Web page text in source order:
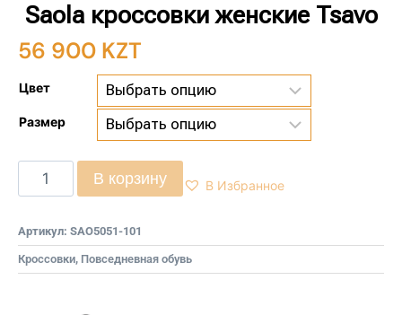
Saola кроссовки женские Tsavo
56 900 KZT
Цвет
Размер
В корзину В Избранное
Артикул: SAO5051-101
Кроссовки, Повседневная обувь